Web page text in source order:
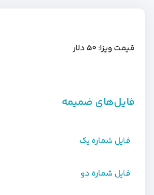
فایل‌های ضمیمه
قیمت ویزا: ۵۰ دلار
فایل شماره یک
فایل شماره دو